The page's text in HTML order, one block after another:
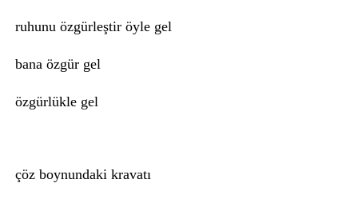
ruhunu özgürleştir öyle gel
bana özgür gel
özgürlükle gel
çöz boynundaki kravatı